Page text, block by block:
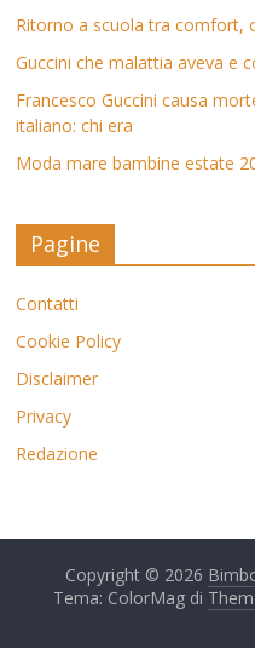
Ritorno a scuola tra comfort,
Guccini che malattia aveva e
Francesco Guccini causa
italiano: chi era
Moda mare bambine estate
Pagine
Contatti
Cookie Policy
Disclaimer
Privacy
Redazione
Copyright © 2026
Tema: ColorMag di